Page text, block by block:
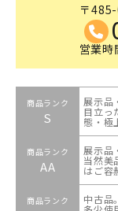
〒
営業
商品ランク
S
展示品
目立っ
態・極
商品ランク
AA
展示品
当然美
はご容
商品ランク 中古品。